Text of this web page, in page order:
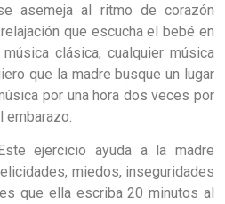
asemeja al ritmo de corazón
que escucha el bebé en
clásica, cualquier música
que la madre busque un lugar
por una hora dos veces por
embarazo.
ejercicio ayuda a la madre
miedos, inseguridades
que ella escriba 20 minutos al